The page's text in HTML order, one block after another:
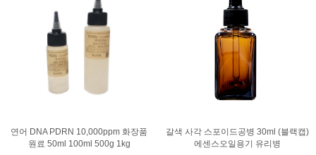
연어 DNA PDRN 10,000ppm 화장품
원료 50ml 100ml 500g 1kg
갈색 사각 스포이드공병 30ml (블랙캡)
에센스오일용기 유리병